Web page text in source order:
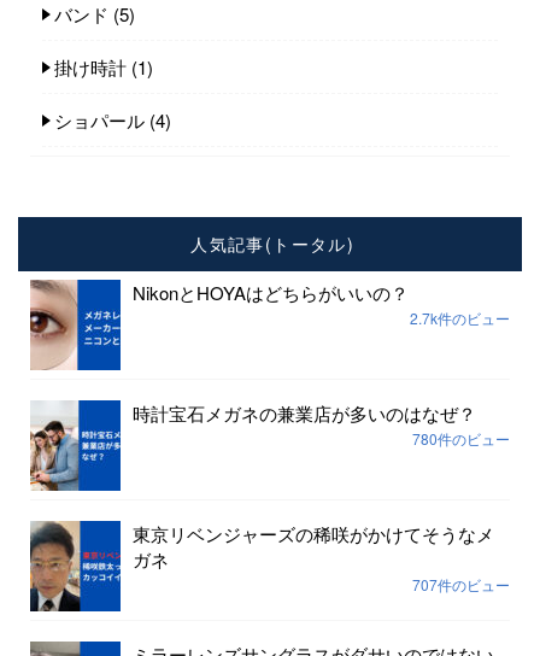
バンド (5)
掛け時計 (1)
ショパール (4)
人気記事(トータル)
NikonとHOYAはどちらがいいの？
2.7k件のビュー
時計宝石メガネの兼業店が多いのはなぜ？
780件のビュー
東京リベンジャーズの稀咲がかけてそうなメ
ガネ
707件のビュー